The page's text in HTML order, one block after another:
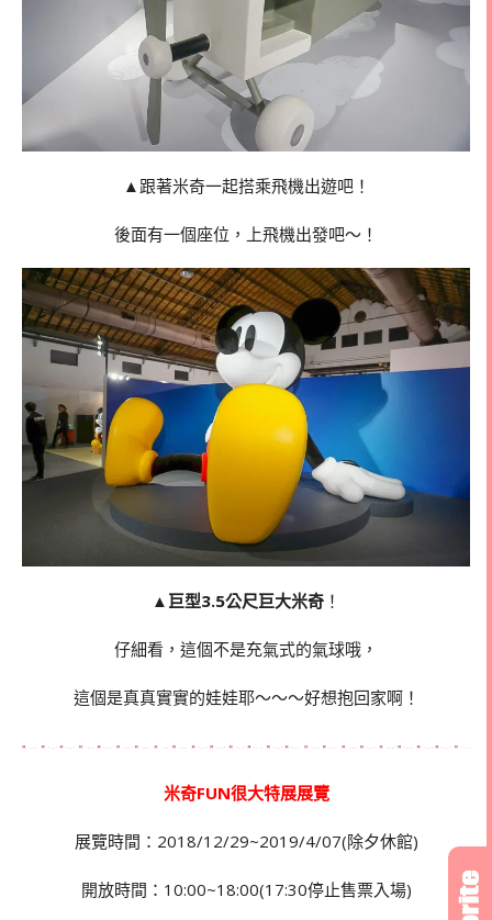
▲跟著米奇一起搭乘飛機出遊吧！
後面有一個座位，上飛機出發吧～！
▲ 巨型3.5公尺巨大米奇 ！
仔細看，這個不是充氣式的氣球哦，
這個是真真實實的娃娃耶～～～好想抱回家啊！
米奇FUN很大特展展覽
展覽時間：2018/12/29~2019/4/07(除夕休館)
開放時間：10:00~18:00(17:30停止售票入場)